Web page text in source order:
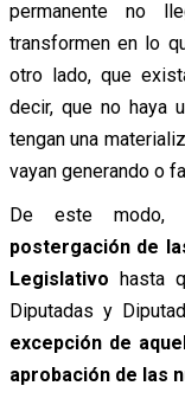
permanente no
transformen en lo
otro lado, que
decir, que no haya
tengan una
vayan generando o
De este modo,
postergación de
Legislativo hasta
Diputadas y
excepción de
aprobación de las